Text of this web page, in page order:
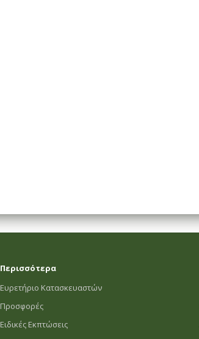
Περισσότερα
Ευρετήριο Κατασκευαστών
Προσφορές
Ειδικές Εκπτώσεις